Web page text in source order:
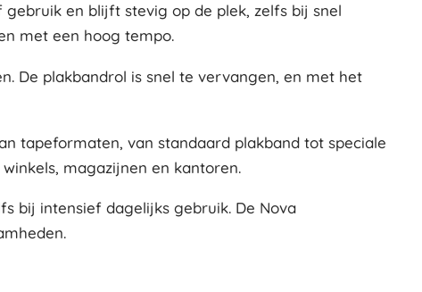
en blijft stevig op de plek, zelfs bij snel
met een hoog tempo.
De plakbandrol is snel te vervangen, en met het
tapeformaten, van standaard plakband tot speciale
magazijnen en kantoren.
bij intensief dagelijks gebruik. De Nova